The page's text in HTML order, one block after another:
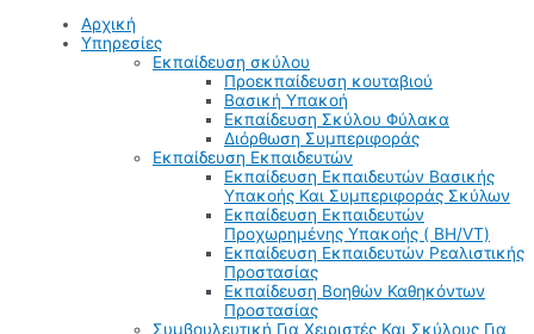
Αρχική
Υπηρεσίες
Εκπαίδευση σκύλου
Προεκπαίδευση κουταβιού
Βασική Υπακοή
Εκπαίδευση Σκύλου Φύλακα
Διόρθωση Συμπεριφοράς
Εκπαίδευση Εκπαιδευτών
Εκπαίδευση Εκπαιδευτών Βασικής
Υπακοής Και Συμπεριφοράς Σκύλων
Εκπαίδευση Εκπαιδευτών
Προχωρημένης Υπακοής ( BH/VT)
Εκπαίδευση Εκπαιδευτών Ρεαλιστικής
Προστασίας
Εκπαίδευση Βοηθών Καθηκόντων
Προστασίας
Συμβουλευτική Για Χειριστές Και Σκύλους Για